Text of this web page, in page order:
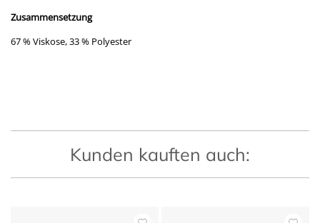
Zusammensetzung
67 % Viskose, 33 % Polyester
Kunden kauften auch: